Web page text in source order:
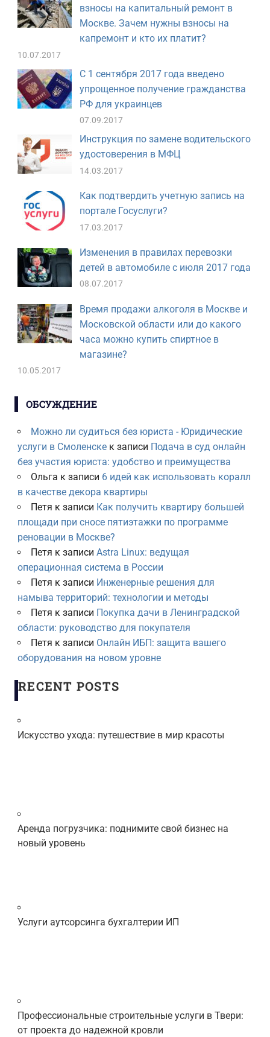
взносы на капитальный ремонт в
Москве. Зачем нужны взносы на
капремонт и кто их платит?
10.07.2017
С 1 сентября 2017 года введено
упрощенное получение гражданства
РФ для украинцев
07.09.2017
Инструкция по замене водительского
удостоверения в МФЦ
14.03.2017
Как подтвердить учетную запись на
портале Госуслуги?
17.03.2017
Изменения в правилах перевозки
детей в автомобиле с июля 2017 года
08.07.2017
Время продажи алкоголя в Москве и
Московской области или до какого
часа можно купить спиртное в
магазине?
10.05.2017
ОБСУЖДЕНИЕ
Можно ли судиться без юриста - Юридические
услуги в Смоленскек записи Подача в суд онлайн
без участия юриста: удобство и преимущества
Ольга к записи 6 идей как использовать коралл
в качестве декора квартиры
Петя к записи Как получить квартиру большей
площади при сносе пятиэтажки по программе
реновации в Москве?
Петя к записи Astra Linux: ведущая
операционная система в России
Петя к записи Инженерные решения для
намыва территорий: технологии и методы
Петя к записи Покупка дачи в Ленинградской
области: руководство для покупателя
Петя к записи Онлайн ИБП: защита вашего
оборудования на новом уровне
RECENT POSTS
Искусство ухода: путешествие в мир красоты
Аренда погрузчика: поднимите свой бизнес на
новый уровень
Услуги аутсорсинга бухгалтерии ИП
Профессиональные строительные услуги в Твери:
от проекта до надежной кровли